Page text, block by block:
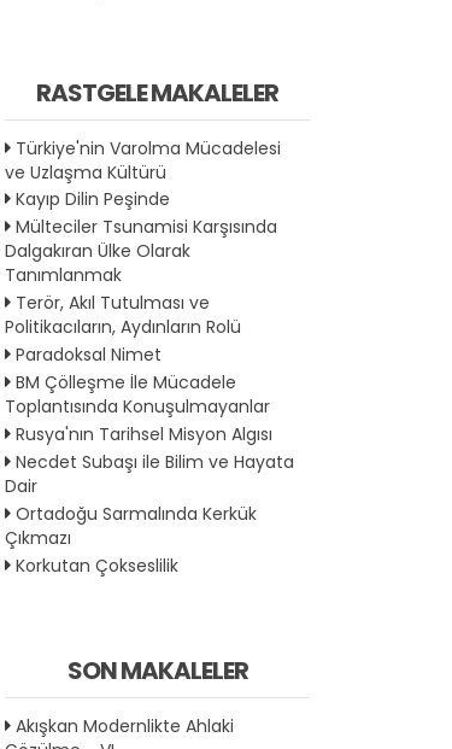
RASTGELE MAKALELER
Türkiye'nin Varolma Mücadelesi
ve Uzlaşma Kültürü
Kayıp Dilin Peşinde
Mülteciler Tsunamisi Karşısında
Dalgakıran Ülke Olarak
Tanımlanmak
Terör, Akıl Tutulması ve
Politikacıların, Aydınların Rolü
Paradoksal Nimet
BM Çölleşme İle Mücadele
Toplantısında Konuşulmayanlar
Rusya'nın Tarihsel Misyon Algısı
Necdet Subaşı ile Bilim ve Hayata
Dair
Ortadoğu Sarmalında Kerkük
Çıkmazı
Korkutan Çokseslilik
SON MAKALELER
Akışkan Modernlikte Ahlaki